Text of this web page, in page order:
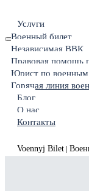
Услуги
Военный билет
Независимая ВВК
Правовая помощь
Юрист по военным
Горячая линия
Блог
О нас
Контакты
Voennyj Bilet